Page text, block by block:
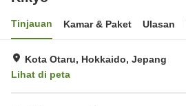
Tinjauan Kamar & Paket Ulasan
Kota Otaru, Hokkaido, Jepang
Lihat di peta